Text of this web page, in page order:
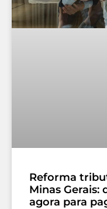
Reforma
Minas Gerais:
agora para